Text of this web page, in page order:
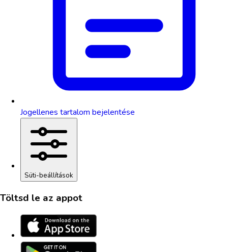
Jogellenes tartalom bejelentése
Süti-beállítások
Töltsd le az appot